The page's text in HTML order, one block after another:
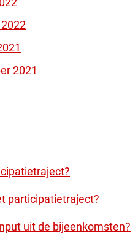
2021
participatietraject?
uit de bijeenkomsten?